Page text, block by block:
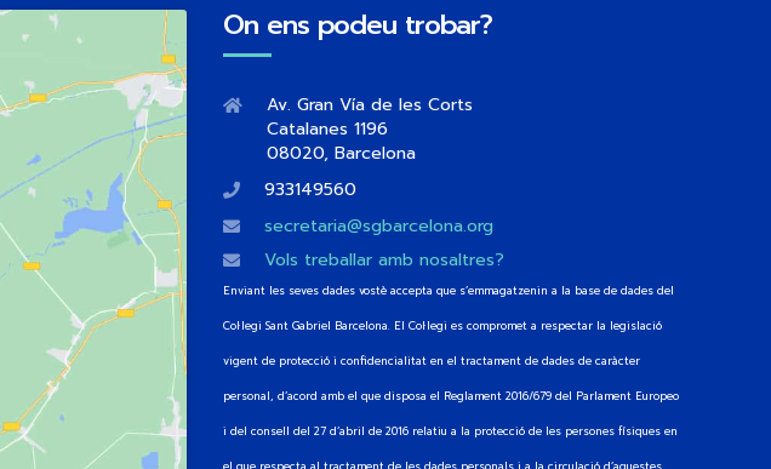
On ens podeu trobar?
Av. Gran Vía de les Corts
Catalanes 1196
08020, Barcelona
933149560
secretaria@sgbarcelona.org
Vols treballar amb nosaltres?
Enviant les seves dades vostè accepta que s’emmagatzenin a la base de dades del
Col·legi Sant Gabriel Barcelona. El Col·legi es compromet a respectar la legislació
vigent de protecció i confidencialitat en el tractament de dades de caràcter
personal, d’acord amb el que disposa el Reglament 2016/679 del Parlament Europeo
i del consell del 27 d’abril de 2016 relatiu a la protecció de les persones físiques en